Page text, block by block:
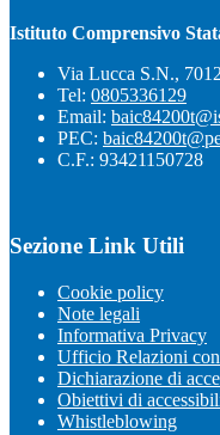
Istituto Comprensivo
Via Lucca S.N.,
Tel: 0805336129
Email:
PEC:
C.F.: 93421150728
Sezione Link Utili
Cookie policy
Note legali
Informativa Privacy
Ufficio Relazioni
Dichiarazione di
Obiettivi di
Whistleblowing